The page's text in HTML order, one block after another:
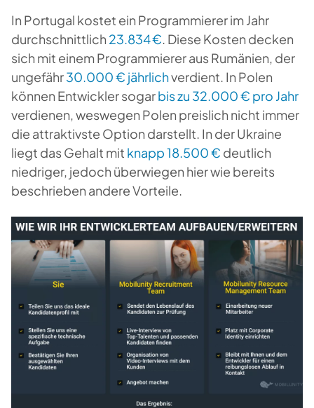
In Portugal kostet ein Programmierer im Jahr
durchschnittlich 23.834 €. Diese Kosten decken
sich mit einem Programmierer aus Rumänien, der
ungefähr30.000 € jährlichverdient. In Polen
können Entwickler sogarbis zu 32.000 € pro Jahr
verdienen, weswegen Polen preislich nicht immer
die attraktivste Option darstellt. In der Ukraine
liegt das Gehalt mit knapp 18.500 € deutlich
niedriger, jedoch überwiegen hier wie bereits
beschrieben andere Vorteile.